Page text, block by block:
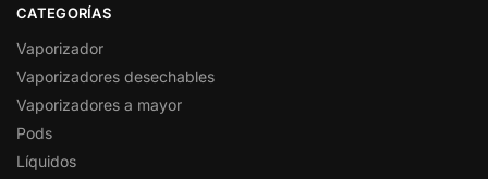
CATEGORÍAS
Vaporizador
Vaporizadores desechables
Vaporizadores a mayor
Pods
Líquidos